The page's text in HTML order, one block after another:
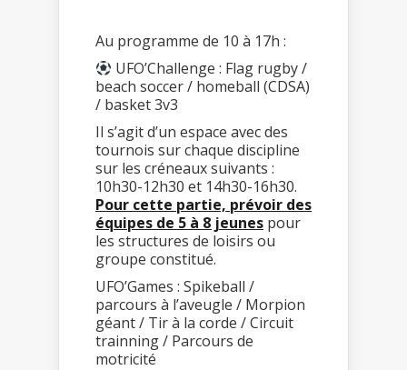
Au programme de 10 à 17h :
UFO’Challenge : Flag rugby /
beach soccer / homeball (CDSA)
/ basket 3v3
Il s’agit d’un espace avec des
tournois sur chaque discipline
sur les créneaux suivants :
10h30-12h30 et 14h30-16h30.
Pour cette partie, prévoir des
équipes de 5 à 8 jeunes pour
les structures de loisirs ou
groupe constitué.
UFO’Games : Spikeball /
parcours à l’aveugle / Morpion
géant / Tir à la corde / Circuit
trainning / Parcours de
motricité